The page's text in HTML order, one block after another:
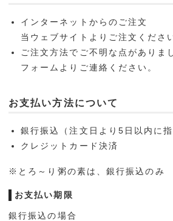
インターネットからのご注文
当ウェブサイトよりご注文くださ
ご注文方法でご不明な点がありま
フォームよりご連絡ください。
お支払い方法について
銀行振込（注文日より5日以内に
クレジットカード決済
※とろ～り粥の素は、銀行振込のみ
お支払い期限
銀行振込の場合